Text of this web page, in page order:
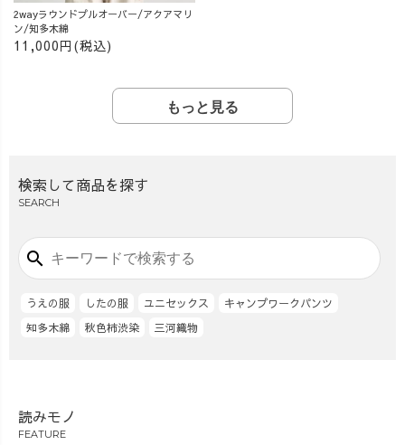
2wayラウンドプルオーバー/アクアマリ
ン/知多木綿
11,000円(税込)
もっと見る
検索して商品を探す
SEARCH
search
うえの服 したの服 ユニセックス
キャンプワークパンツ
知多木綿
秋色柿渋染 三河織物
読みモノ
FEATURE